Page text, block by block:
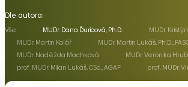
Dle autora:
Vše MUDr. Dana Ďuricová, Ph.D.
MUDr.
MUDr. Martin Kolář
MUDr. Martin Lukáš, Ph.D.,
MUDr. Naděžda Machková
MUDr. Veronika
prof. MUDr. Milan Lukáš, CSc., AGAF
prof. MUDr.